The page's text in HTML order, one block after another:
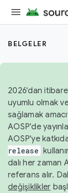
BELGELER
2026'dan
uyumlu olmak
sağlamak
AOSP'de
AOSP'ye
release
dalı her zaman
referans alır.
değişiklikler